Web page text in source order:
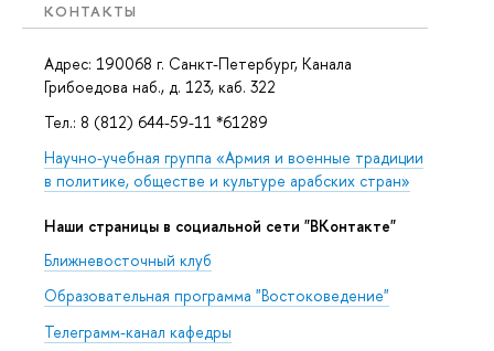
КОНТАКТЫ
Адрес: 190068 г. Санкт-Петербург, Канала
Грибоедова наб., д. 123, каб. 322
Тел.: 8 (812) 644-59-11 *61289
Научно-учебная группа «Армия и военные традиции
в политике, обществе и культуре арабских стран»
Наши страницы в социальной сети "ВКонтакте"
Ближневосточный клуб
Образовательная программа "Востоковедение"
Телеграмм-канал кафедры